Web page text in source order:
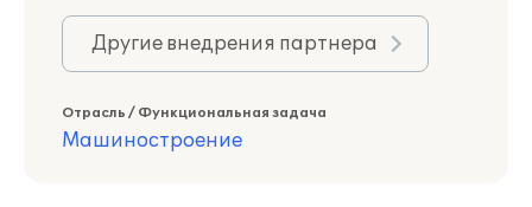
Другие внедрения партнера
Отрасль / Функциональная задача
Машиностроение